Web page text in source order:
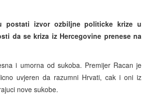
postati izvor ozbiljne politicke krize u
da se kriza iz Hercegovine prenese na
i umorna od sukoba. Premijer Racan je
uvjeren da razumni Hrvati, cak i oni iz
nove sukobe.